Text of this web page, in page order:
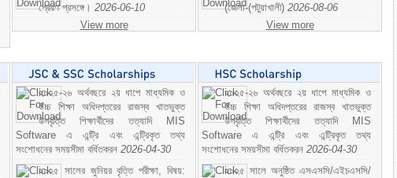
প্রেরণ প্রসঙ্গে। 2026-06-10
View more
(জেলা-(পটুয়াখালী) 2026-08-06
View more
২০২৫-২৬ অর্থবছরে ২য় ধাপে মাধ্যমিক ও
উচ্চ শিক্ষা অধিদপ্তরের রাজস্ব খাতভুক্ত
উপবৃত্তি শিক্ষার্থীদের তত্যাদি MIS
Software এ এন্ট্রি এবং এন্ট্রিকৃত তথ্য
সংশোধনের সময়সীমা বর্ধিতকরন 2026-04-30
২০২৫ সালের জুনিয়র বৃত্তি পরীক্ষা, বিষয়:
২০২৫-২৬ অর্থবছরে ২য় ধাপে মাধ্যমিক ও
উচ্চ শিক্ষা অধিদপ্তরের রাজস্ব খাতভুক্ত
উপবৃত্তি শিক্ষার্থীদের তত্যাদি MIS
Software এ এন্ট্রি এবং এন্ট্রিকৃত তথ্য
সংশোধনের সময়সীমা বর্ধিতকরন 2026-04-30
২০২৫ সালে অনুষ্ঠিত এসএসসি/এইচএসসি/